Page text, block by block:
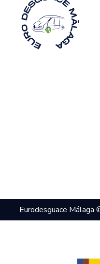
Eurodesguace